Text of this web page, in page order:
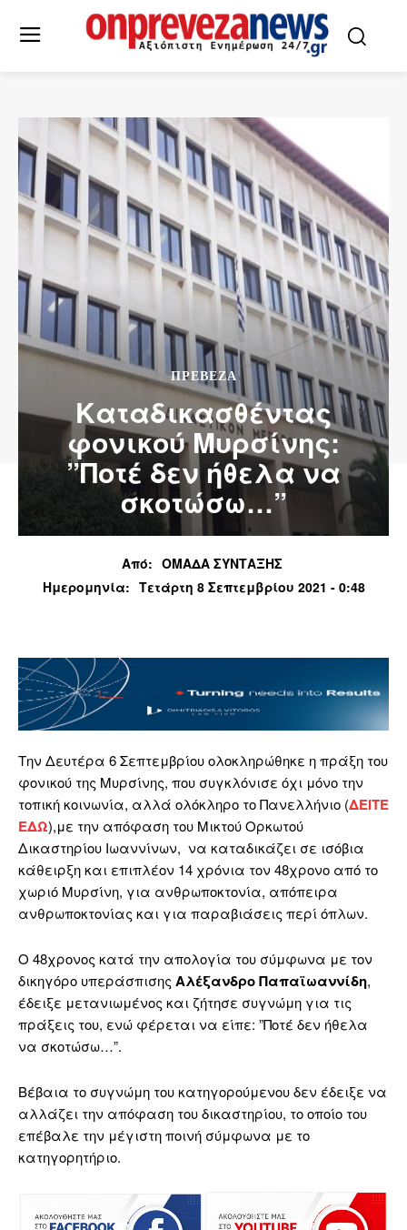
ΠΡΕΒΕΖΑ
Καταδικασθέντας
φονικού Μυρσίνης:
”Ποτέ δεν ήθελα να
σκοτώσω…”
Από: ΟΜΑΔΑ ΣΥΝΤΑΞΗΣ
Ημερομηνία: Τετάρτη 8 Σεπτεμβρίου 2021 - 0:48
Την Δευτέρα 6 Σεπτεμβρίου ολοκληρώθηκε η πράξη του
φονικού της Μυρσίνης, που συγκλόνισε όχι μόνο την
τοπική κοινωνία, αλλά ολόκληρο το Πανελλήνιο (ΔΕΙΤΕ
ΕΔΩ),με την απόφαση του Μικτού Ορκωτού
Δικαστηρίου Ιωαννίνων, να καταδικάζει σε ισόβια
κάθειρξη και επιπλέον 14 χρόνια τον 48χρονο από το
χωριό Μυρσίνη, για ανθρωποκτονία, απόπειρα
ανθρωποκτονίας και για παραβιάσεις περί όπλων.
Ο 48χρονος κατά την απολογία του σύμφωνα με τον
δικηγόρο υπεράσπισης Αλέξανδρο Παπαϊωαννίδη,
έδειξε μετανιωμένος και ζήτησε συγνώμη για τις
πράξεις του, ενώ φέρεται να είπε: ”Ποτέ δεν ήθελα
να σκοτώσω…”.
Βέβαια το συγνώμη του κατηγορούμενου δεν έδειξε να
αλλάζει την απόφαση του δικαστηρίου, το οποίο του
επέβαλε την μέγιστη ποινή σύμφωνα με το
κατηγορητήριο.